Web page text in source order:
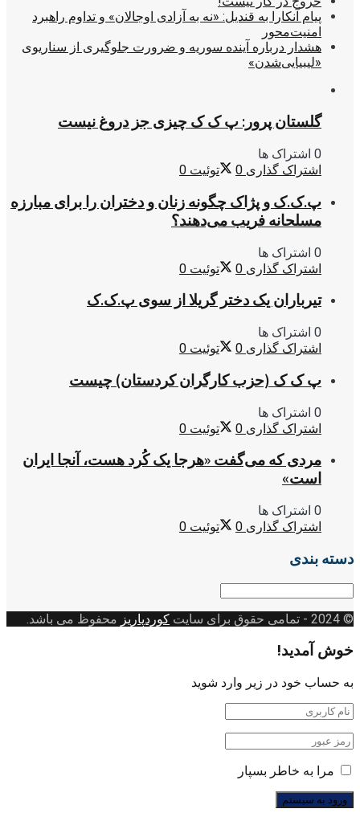
پیام آنکارا به قندیل: «نه به آزادی اوجالان» و تداوم راهبرد
امنیت‌محور
هشدار درباره آینده سوریه و ضرورت جلوگیری از سناریوی
«لیبیایی‌شدن»
گلستان پرور: پ ک ک چیزی جز دروغ نیست
0 اشتراک ها
اشتراک گذاری 0 توئیت 0
پ.ک.ک و پژاک چگونه زنان و دختران را برای مبارزه
مسلحانه فریب می‌دهند؟
0 اشتراک ها
اشتراک گذاری 0 توئیت 0
تیرباران یک دختر گریلا از سوی پ.ک.ک
0 اشتراک ها
اشتراک گذاری 0 توئیت 0
پ ک ک (حزب کارگران کردستان) چیست
0 اشتراک ها
اشتراک گذاری 0 توئیت 0
مردی که می‌گفت «هرجا یک کُرد هست، آنجا ایران
است»
0 اشتراک ها
اشتراک گذاری 0 توئیت 0
دسته بندی
© 2024
- تمامی حقوق برای سایت کوردپاریز محفوظ می باشد.
خوش آمدید!
به حساب خود در زیر وارد شوید
مرا به خاطر بسپار